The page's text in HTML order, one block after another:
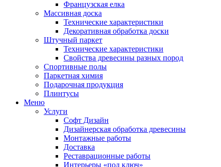
Французская елка
Массивная доска
Технические характеристики
Декоративная обработка доски
Штучный паркет
Технические характеристики
Свойства древесины разных пород
Спортивные полы
Паркетная химия
Подарочная продукция
Плинтусы
Меню
Услуги
Софт Дизайн
Дизайнерская обработка древесины
Монтажные работы
Доставка
Реставрационные работы
Интерьеры «под ключ»